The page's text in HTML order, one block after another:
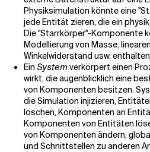
Physiksimulation könnte eine
jede Entität zieren, die ein
Die "Starrkörper"-Komponente
Modellierung von Masse,
Winkelwiderstand usw.
Ein System verkörpert einen
wirkt, die augenblicklich eine
von Komponenten besitzen.
die Simulation injizieren,
löschen, Komponenten an
Komponenten von Entitäten
von Komponenten ändern,
und Schnittstellen zu anderen